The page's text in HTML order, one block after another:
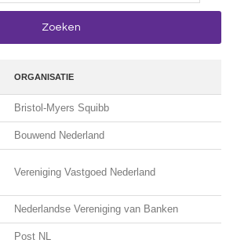
ORGANISATIE
Bristol-Myers Squibb
Bouwend Nederland
Vereniging Vastgoed Nederland
Nederlandse Vereniging van Banken
Post NL